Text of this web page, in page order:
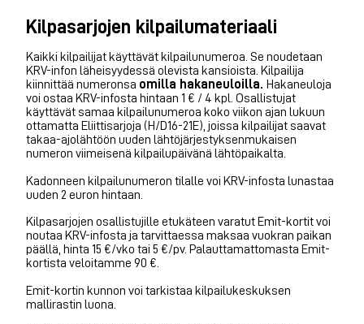
Kilpasarjojen kilpailumateriaali
Kaikki kilpailijat käyttävät kilpailunumeroa. Se noudetaan
KRV-infon läheisyydessä olevista kansioista. Kilpailija
kiinnittää numeronsa omilla hakaneuloilla. Hakaneuloja
voi ostaa KRV-infosta hintaan 1 € / 4 kpl. Osallistujat
käyttävät samaa kilpailunumeroa koko viikon ajan lukuun
ottamatta Eliittisarjoja (H/D16-21E), joissa kilpailijat saavat
takaa-ajolähtöön uuden lähtöjärjestyksenmukaisen
numeron viimeisenä kilpailupäivänä lähtöpaikalta.
Kadonneen kilpailunumeron tilalle voi KRV-infosta lunastaa
uuden 2 euron hintaan.
Kilpasarjojen osallistujille etukäteen varatut Emit-kortit voi
noutaa KRV-infosta ja tarvittaessa maksaa vuokran paikan
päällä, hinta 15 €/vko tai 5 €/pv. Palauttamattomasta Emit-
kortista veloitamme 90 €.
Emit-kortin kunnon voi tarkistaa kilpailukeskuksen
mallirastin luona.